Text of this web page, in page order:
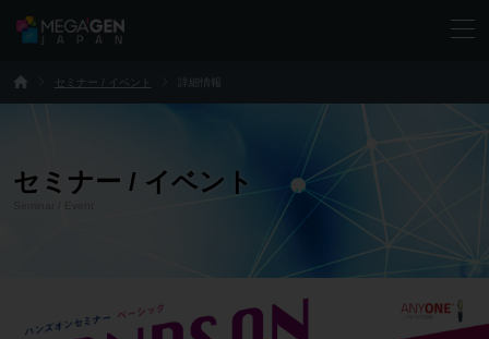
セミナー / イベント 詳細情報
セミナー / イベント